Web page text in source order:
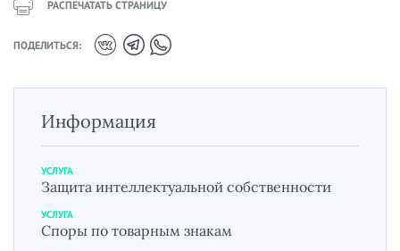
РАСПЕЧАТАТЬ СТРАНИЦУ
ПОДЕЛИТЬСЯ:
Информация
УСЛУГА
Защита интеллектуальной собственности
УСЛУГА
Споры по товарным знакам